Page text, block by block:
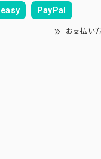
PayPal
お支払い